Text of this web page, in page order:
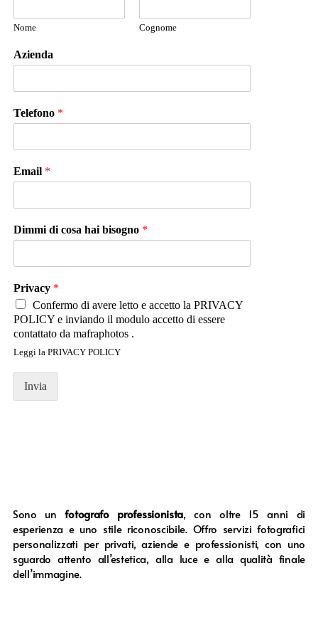
Nome Cognome
Azienda
Telefono *
Email *
Dimmi di cosa hai bisogno *
Privacy *
Confermo di avere letto e accetto la PRIVACY
POLICY e inviando il modulo accetto di essere
contattato da mafraphotos .
Leggi la PRIVACY POLICY
Invia
Sono un fotografo professionista, con oltre 15 anni di
esperienza e uno stile riconoscibile. Offro servizi fotografici
personalizzati per privati, aziende e professionisti, con uno
sguardo attento all’estetica, alla luce e alla qualità finale
dell’immagine.